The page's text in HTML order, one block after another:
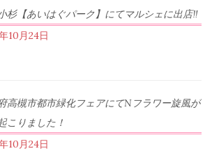
杉【あいはぐパーク】にてマルシェに出店‼︎
10月24日
高槻市都市緑化フェアにてNフラワー旋風が
こりました！
10月24日